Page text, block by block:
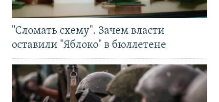
"Сломать схему". Зачем власти
оставили "Яблоко" в бюллетене